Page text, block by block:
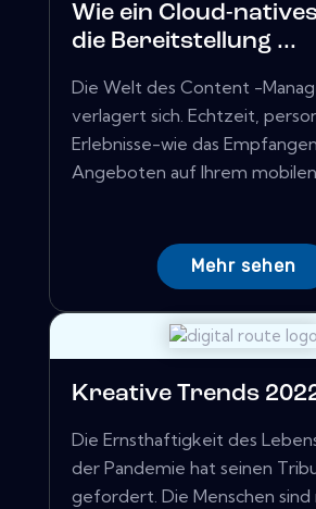
Wie ein Cloud-
die Bereitstellung ...
Die Welt des Content -
verlagert sich. Echtzeit,
Erlebnisse-wie das
Angeboten auf Ihrem
Mehr sehen
Kreative Trends
Die Ernsthaftigkeit des
der Pandemie hat seinen
gefordert. Die Menschen sind